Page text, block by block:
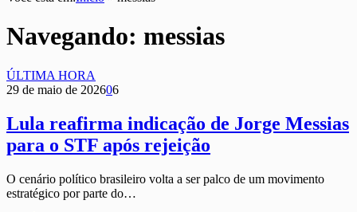
Navegando: messias
ÚLTIMA HORA
29 de maio de 202606
Lula reafirma indicação de Jorge Messias
para o STF após rejeição
O cenário político brasileiro volta a ser palco de um movimento
estratégico por parte do…